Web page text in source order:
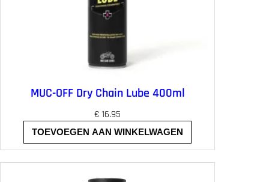
MUC-OFF Dry Chain Lube 400ml
€16.95
TOEVOEGEN AAN WINKELWAGEN